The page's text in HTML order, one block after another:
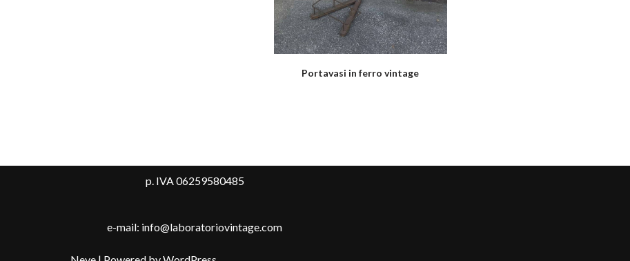
Portavasi in ferro vintage
p. IVA 06259580485
e-mail: info@laboratoriovintage.com